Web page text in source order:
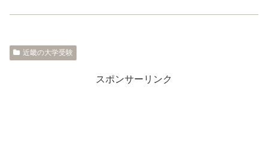
近畿の大学受験
スポンサーリンク